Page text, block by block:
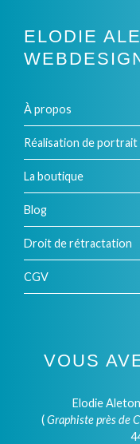
ELODIE
À propos
Réalisation de portrait
La boutique
Blog
Droit de rétractation
CGV
VOUS
Elodie
(Graphiste près de